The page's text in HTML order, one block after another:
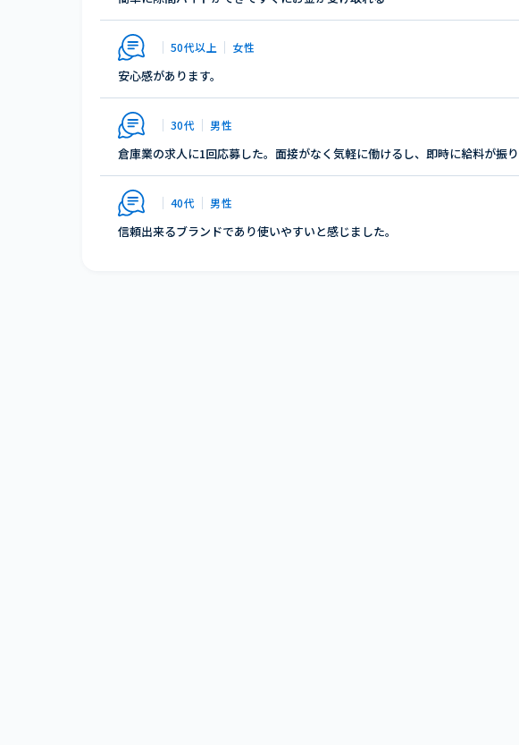
50代以上 女性
安心感があります。
30代 男性
倉庫業の求人に1回応募した。面接がなく気軽に働けるし、即時に給料が振
40代 男性
信頼出来るブランドであり使いやすいと感じました。